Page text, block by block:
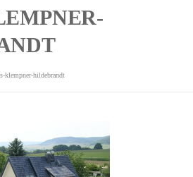
klempner-hildebrandt